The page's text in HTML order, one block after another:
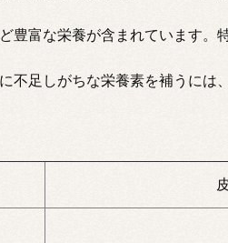
豊富な栄養が含まれています。
不足しがちな栄養素を補うには